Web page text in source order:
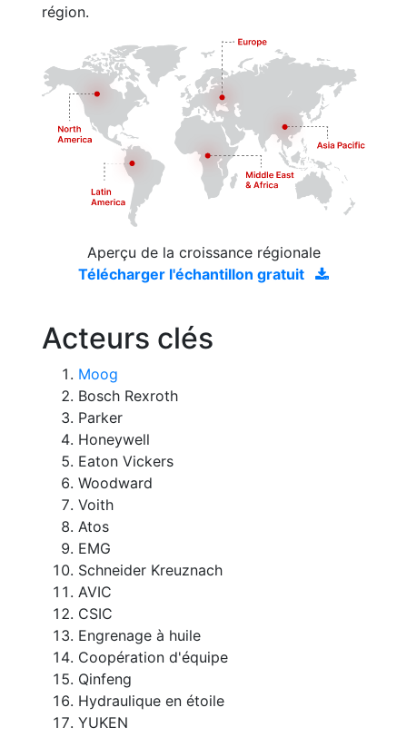
région.
Aperçu de la croissance régionale
Télécharger l'échantillon gratuit
Acteurs clés
Moog
Bosch Rexroth
Parker
Honeywell
Eaton Vickers
Woodward
Voith
Atos
EMG
Schneider Kreuznach
AVIC
CSIC
Engrenage à huile
Coopération d'équipe
Qinfeng
Hydraulique en étoile
YUKEN